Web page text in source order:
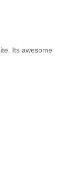
Its awesome